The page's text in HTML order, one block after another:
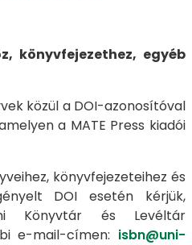
könyvfejezethez, egyéb
közül a DOI-azonosítóval
a MATE Press kiadói
könyvfejezeteihez és
DOI esetén kérjük,
Könyvtár és Levéltár
e-mail-címen: isbn@uni-